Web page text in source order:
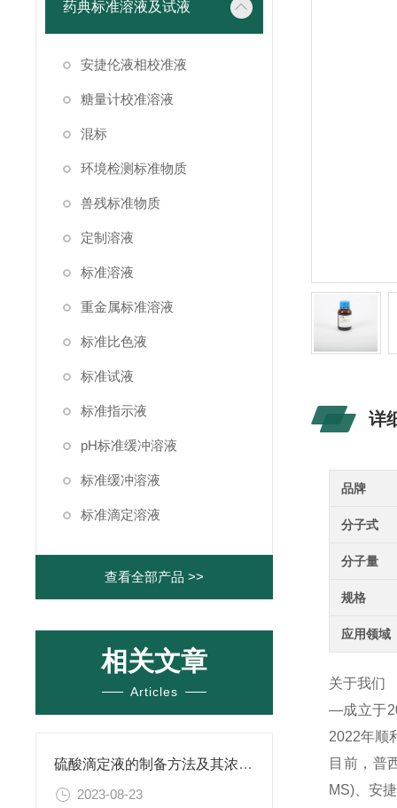
药典标准溶液及试液
安捷伦液相校准液
糖量计校准溶液
混标
环境检测标准物质
兽残标准物质
定制溶液
标准溶液
重金属标准溶液
标准比色液
标准试液
标准指示液
pH标准缓冲溶液
标准缓冲溶液
标准滴定溶液
查看全部产品 >>
相关文章
Articles
硫酸滴定液的制备方法及其浓度的确定
2023-08-23
详
品牌
分子式
分子量
规格
应用领域
关于我们
—成立于
2022年顺
目前，普
MS)、安